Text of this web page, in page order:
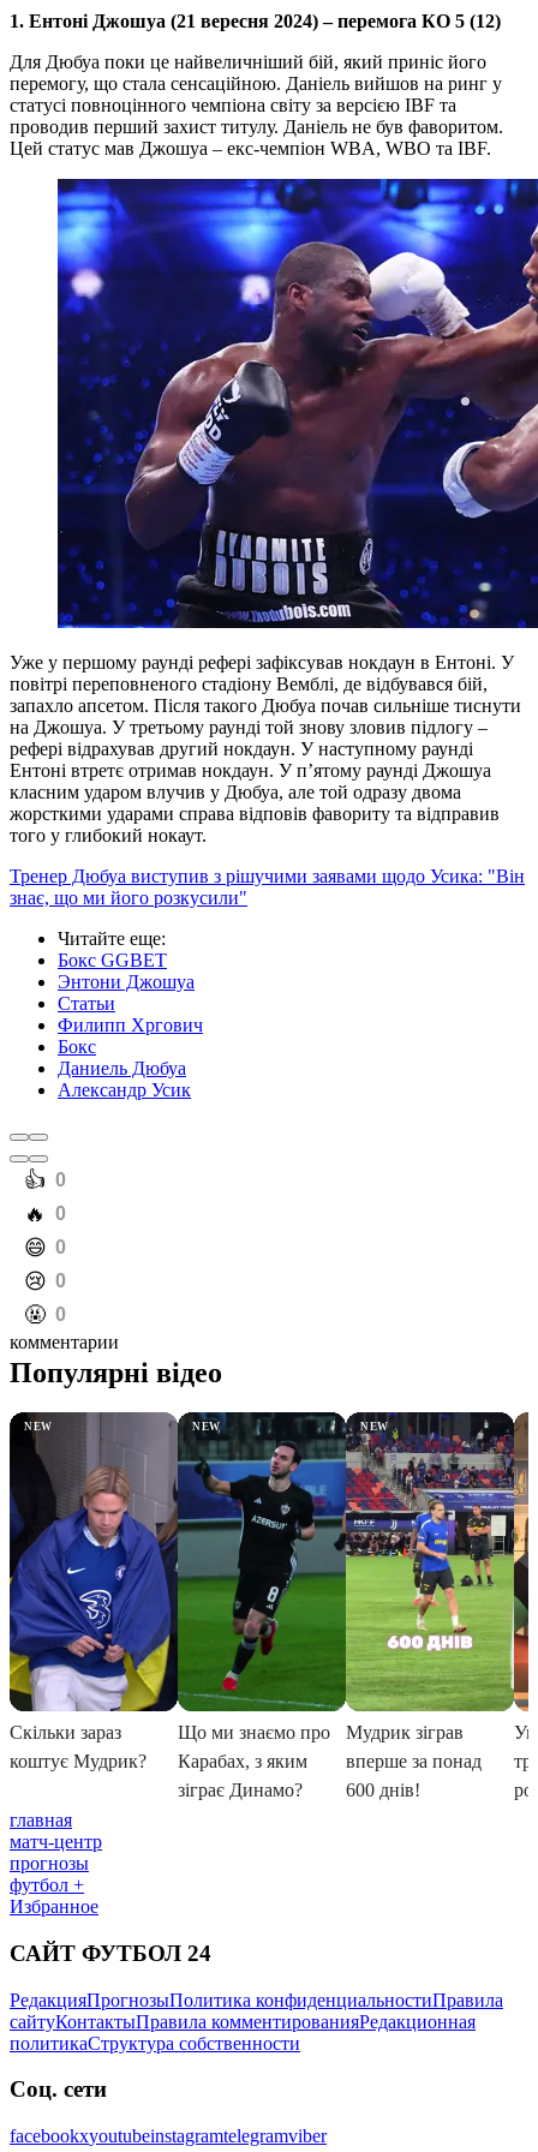
1. Ентоні Джошуа (21 вересня 2024) – перемога КО 5 (12)
Для Дюбуа поки це найвеличніший бій, який приніс його
перемогу, що стала сенсаційною. Даніель вийшов на ринг у
статусі повноцінного чемпіона світу за версією IBF та
проводив перший захист титулу. Даніель не був фаворитом.
Цей статус мав Джошуа – екс-чемпіон WBA, WBO та IBF.
Уже у першому раунді рефері зафіксував нокдаун в Ентоні. У
повітрі переповненого стадіону Вемблі, де відбувався бій,
запахло апсетом. Після такого Дюбуа почав сильніше тиснути
на Джошуа. У третьому раунді той знову зловив підлогу –
рефері відрахував другий нокдаун. У наступному раунді
Ентоні втретє отримав нокдаун. У п’ятому раунді Джошуа
класним ударом влучив у Дюбуа, але той одразу двома
жорсткими ударами справа відповів фавориту та відправив
того у глибокий нокаут.
Тренер Дюбуа виступив з рішучими заявами щодо Усика: "Він
знає, що ми його розкусили"
Читайте еще:
Бокс GGBET
Энтони Джошуа
Статьи
Филипп Хргович
Бокс
Даниель Дюбуа
Александр Усик
️👍 0
️🔥 0
️😄 0
️😢 0
️🤬 0
комментарии
главная
матч-центр
прогнозы
футбол +
Избранное
САЙТ ФУТБОЛ 24
РедакцияПрогнозыПолитика конфиденциальностиПравила
сайтуКонтактыПравила комментированияРедакционная
политикаСтруктура собственности
Соц. сети
facebookxyoutubeinstagramtelegramviber